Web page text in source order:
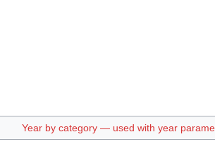
Year by category — used with year